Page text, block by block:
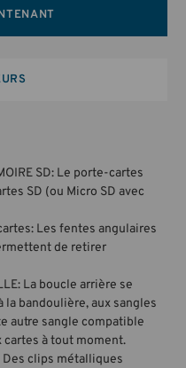
SD: Le porte-cartes
SD (ou Micro SD avec
Les fentes angulaires
de retirer
La boucle arrière se
bandoulière, aux sangles
autre sangle compatible
cartes à tout moment.
Des clips métalliques